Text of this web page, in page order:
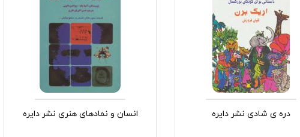
دره ی شادی نشر دایره انسان و نمادهای هنری نشر دایره